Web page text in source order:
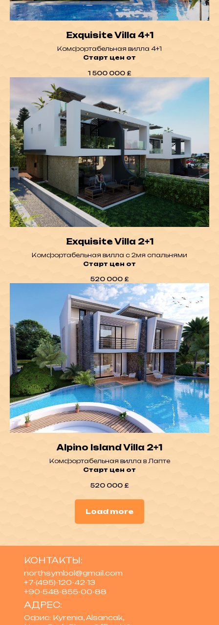
Exquisite Villa 4+1
Комфортабельная вилла 4+1
Старт цен от
1 500 000 £
Exquisite Villa 2+1
Комфортабельная вилла с 2мя спальнями
Старт цен от
520 000 £
Alpino Island Villa 2+1
Комфортабельная вилла в Лапте
Старт цен от
520 000 £
Load more